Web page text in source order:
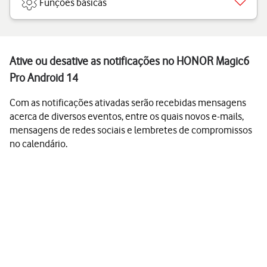
Funções básicas
Ative ou desative as notificações no HONOR Magic6
Pro Android 14
Com as notificações ativadas serão recebidas mensagens
acerca de diversos eventos, entre os quais novos e-mails,
mensagens de redes sociais e lembretes de compromissos
no calendário.